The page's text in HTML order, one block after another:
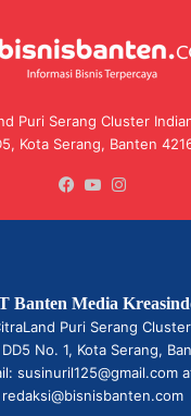
Puri Serang Cluster
Kota Serang, Banten
Facebook
YouTube
Banten Media
Puri Serang
No. 1, Kota Serang,
susinuril125@gmail.com
redaksi@bisnisbanten.com